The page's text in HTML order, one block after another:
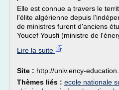
Elle est connue a travers le
l'élite algérienne depuis
de ministres furent d'anciens
Youcef Yousfi (ministre de
Lire la suite
Site : http://univ.ency-
Thèmes liés : ecole nationale